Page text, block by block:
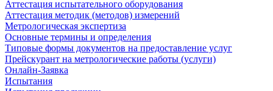
Аттестация испытательного оборудования
Аттестация методик (методов) измерений
Метрологическая экспертиза
Основные термины и определения
Типовые формы документов на предоставление услуг
Прейскурант на метрологические работы (услуги)
Онлайн-Заявка
Испытания